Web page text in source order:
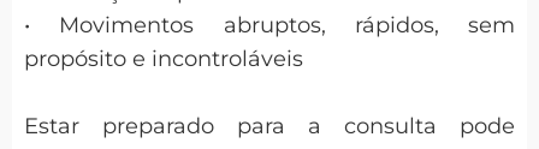
• Movimentos abruptos, rápidos, sem
propósito e incontroláveis
Estar preparado para a consulta pode